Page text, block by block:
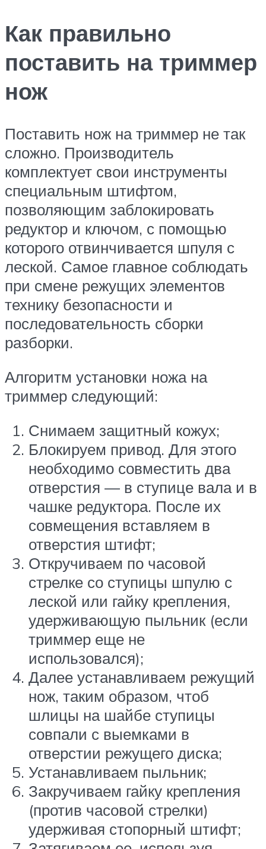
Как правильно
поставить на триммер
нож
Поставить нож на триммер не так
сложно. Производитель
комплектует свои инструменты
специальным штифтом,
позволяющим заблокировать
редуктор и ключом, с помощью
которого отвинчивается шпуля с
леской. Самое главное соблюдать
при смене режущих элементов
технику безопасности и
последовательность сборки
разборки.
Алгоритм установки ножа на
триммер следующий:
Снимаем защитный кожух;
Блокируем привод. Для этого
необходимо совместить два
отверстия — в ступице вала и в
чашке редуктора. После их
совмещения вставляем в
отверстия штифт;
Откручиваем по часовой
стрелке со ступицы шпулю с
леской или гайку крепления,
удерживающую пыльник (если
триммер еще не
использовался);
Далее устанавливаем режущий
нож, таким образом, чтоб
шлицы на шайбе ступицы
совпали с выемками в
отверстии режущего диска;
Устанавливаем пыльник;
Закручиваем гайку крепления
(против часовой стрелки)
удерживая стопорный штифт;